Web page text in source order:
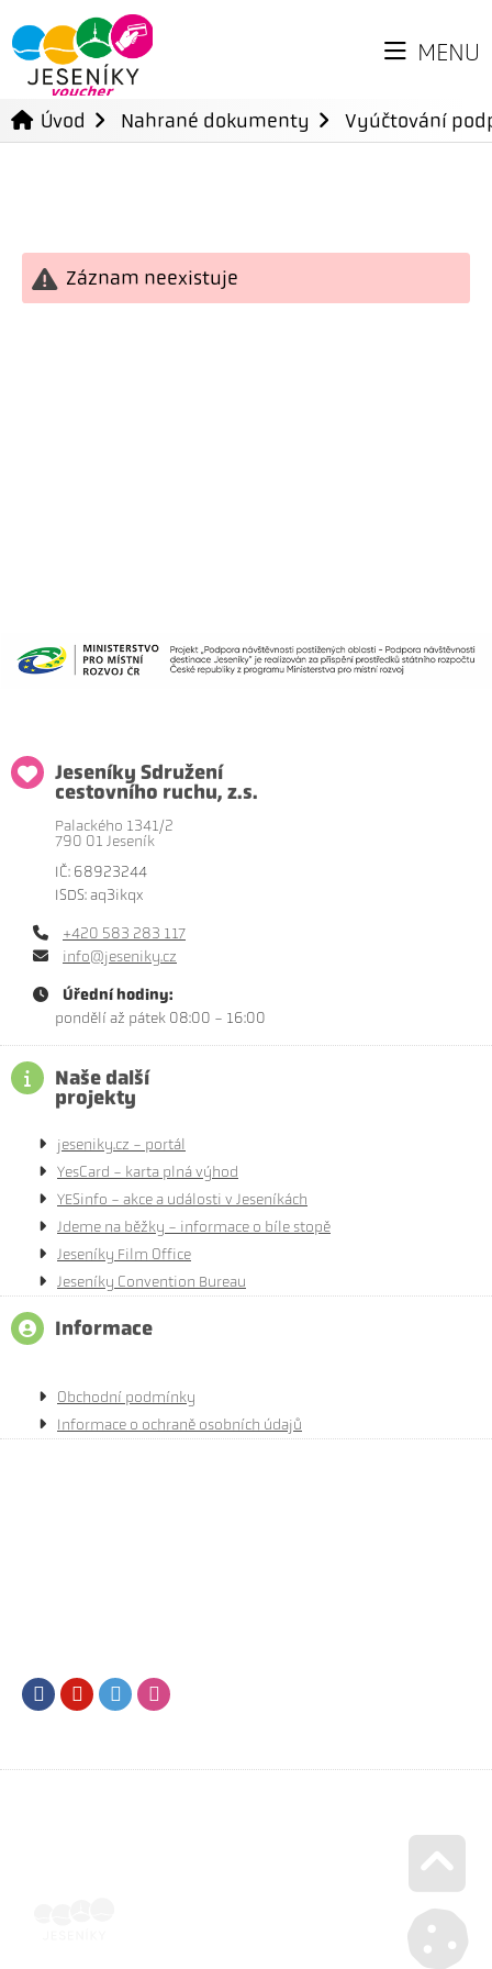
MENU
Úvod Nahrané dokumenty Vyúčtování
Záznam neexistuje
Jeseníky Sdružení
cestovního ruchu, z.s.
Palackého 1341/2
790 01 Jeseník
IČ: 68923244
ISDS: aq3ikqx
+420 583 283 117
info@jeseniky.cz
Úřední hodiny:
pondělí až pátek 08:00 - 16:00
Naše další
projekty
jeseniky.cz - portál
YesCard - karta plná výhod
YESinfo - akce a události v Jeseníkách
Jdeme na běžky - informace o bíle stopě
Jeseníky Film Office
Jeseníky Convention Bureau
Informace
Obchodní podmínky
Informace o ochraně osobních údajů
FacebookYoutubeTwitter
Go